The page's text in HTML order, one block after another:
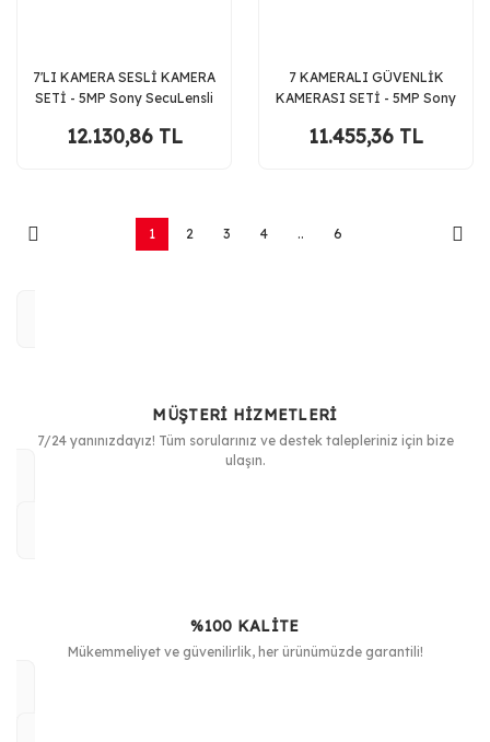
7'LI KAMERA SESLİ KAMERA
SETİ - 5MP Sony SecuLensli
Renkli, Full HD AHD
12.130,86 TL
7 KAMERALI GÜVENLİK
KAMERASI SETİ - 5MP Sony
AHD, 6 Atom LED, Gece
11.455,36 TL
1 2 3 4 .. 6
MÜŞTERİ HİZMETLERİ
7/24 yanınızdayız! Tüm sorularınız ve destek talepleriniz için bize
ulaşın.
%100 KALİTE
Mükemmeliyet ve güvenilirlik, her ürünümüzde garantili!